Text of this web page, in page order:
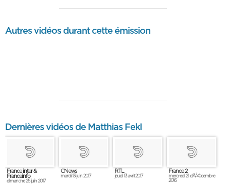
Autres vidéos durant cette émission
Dernières vidéos de Matthias Fekl
France inter &
Franceinfo
dimanche 25 juin 2017
CNews
mardi 13 juin 2017
RTL
jeudi 13 avril 2017
France 2
mercredi 21 dÃÂ©cembre
2016